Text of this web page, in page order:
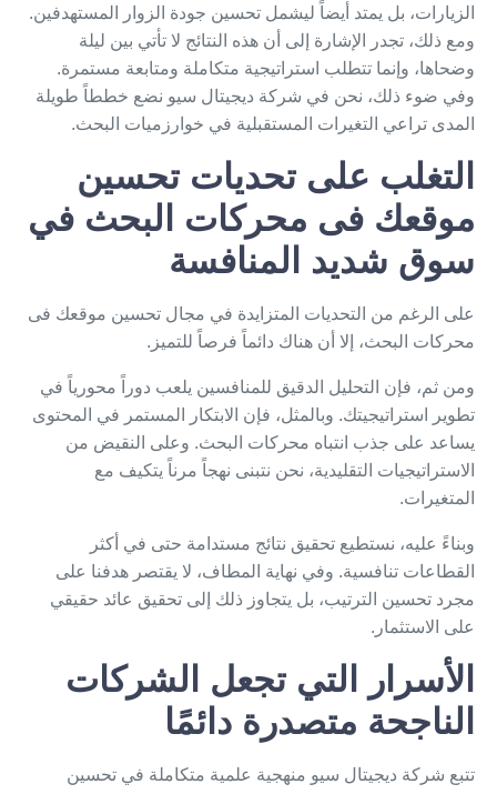
الزيارات، بل يمتد أيضاً ليشمل تحسين جودة الزوار المستهدفين.
ومع ذلك، تجدر الإشارة إلى أن هذه النتائج لا تأتي بين ليلة
وضحاها، وإنما تتطلب استراتيجية متكاملة ومتابعة مستمرة.
وفي ضوء ذلك، نحن في شركة ديجيتال سيو نضع خططاً طويلة
المدى تراعي التغيرات المستقبلية في خوارزميات البحث.
التغلب على تحديات تحسين
موقعك فى محركات البحث في
سوق شديد المنافسة
على الرغم من التحديات المتزايدة في مجال تحسين موقعك فى
محركات البحث، إلا أن هناك دائماً فرصاً للتميز.
ومن ثم، فإن التحليل الدقيق للمنافسين يلعب دوراً محورياً في
تطوير استراتيجيتك. وبالمثل، فإن الابتكار المستمر في المحتوى
يساعد على جذب انتباه محركات البحث. وعلى النقيض من
الاستراتيجيات التقليدية، نحن نتبنى نهجاً مرناً يتكيف مع
المتغيرات.
وبناءً عليه، نستطيع تحقيق نتائج مستدامة حتى في أكثر
القطاعات تنافسية. وفي نهاية المطاف، لا يقتصر هدفنا على
مجرد تحسين الترتيب، بل يتجاوز ذلك إلى تحقيق عائد حقيقي
على الاستثمار.
الأسرار التي تجعل الشركات
الناجحة متصدرة دائمًا
تتبع شركة ديجيتال سيو منهجية علمية متكاملة في تحسين